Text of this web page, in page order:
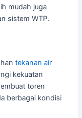
mudah juga
sistem WTP.
tekanan air
kekuatan
toren
berbagai kondisi